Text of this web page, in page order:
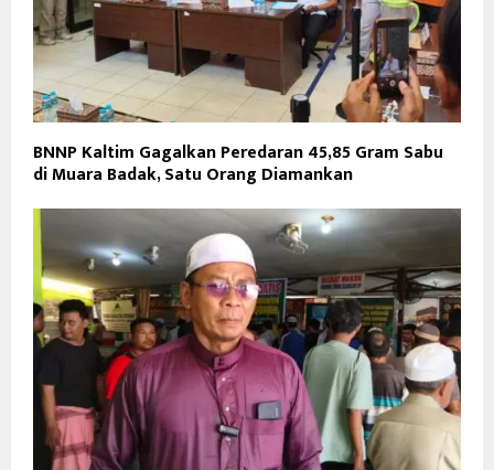
BNNP Kaltim Gagalkan Peredaran 45,85 Gram Sabu
di Muara Badak, Satu Orang Diamankan